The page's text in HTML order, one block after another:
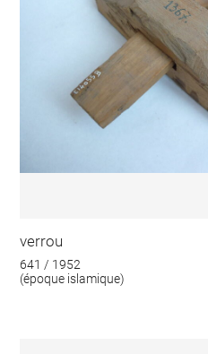
verrou
641 / 1952
(époque islamique)